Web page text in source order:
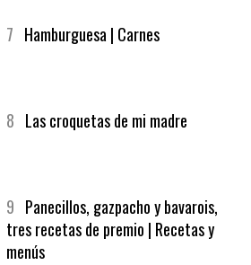
7 Hamburguesa | Carnes
8 Las croquetas de mi madre
9 Panecillos, gazpacho y bavarois,
tres recetas de premio | Recetas y
menús